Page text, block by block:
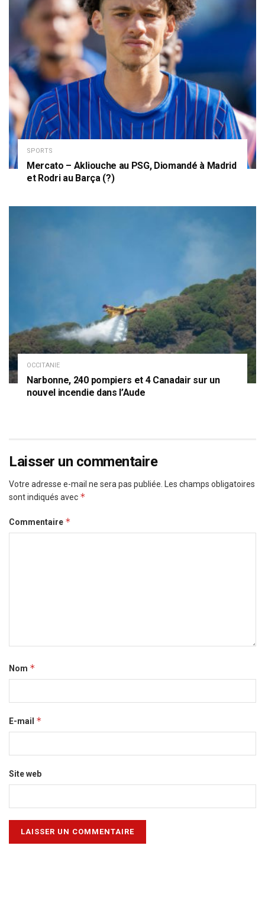
SPORTS
Mercato – Akliouche au PSG, Diomandé à Madrid
et Rodri au Barça (?)
OCCITANIE
Narbonne, 240 pompiers et 4 Canadair sur un
nouvel incendie dans l’Aude
Laisser un commentaire
Votre adresse e-mail ne sera pas publiée. Les champs obligatoires
sont indiqués avec *
Commentaire *
Nom *
E-mail *
Site web